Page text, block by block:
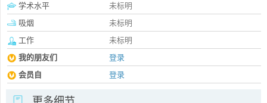
学术水平
未标明
吸烟
未标明
工作
未标明
我的朋友们
登录
会员自
登录